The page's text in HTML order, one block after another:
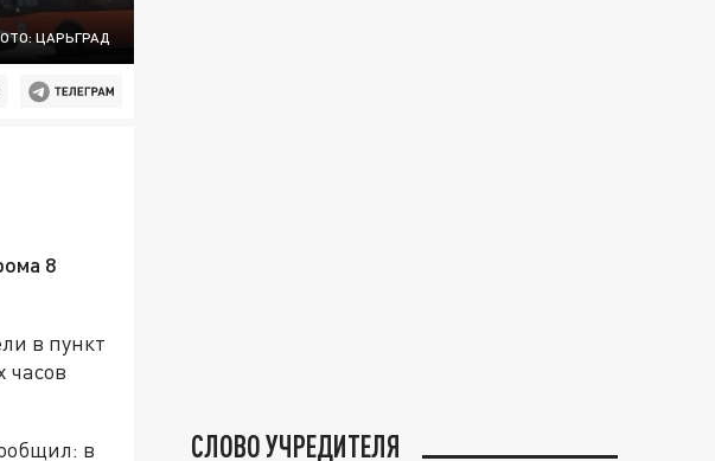
ЦАРЬГРАД
8
в пункт
часов
в
СЛОВО УЧРЕДИТЕЛЯ